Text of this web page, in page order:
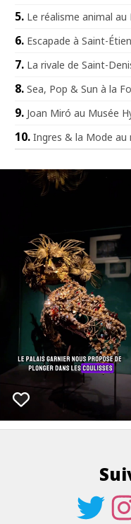
Le réalisme animal
Escapade à Saint-
La rivale de Saint-
Sea, Pop & Sun à la
Joan Miró au Musée
Ingres & la Mode au